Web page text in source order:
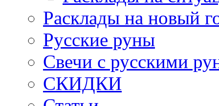
Расклады на новый
Русские руны
Свечи с русскими
СКИДКИ